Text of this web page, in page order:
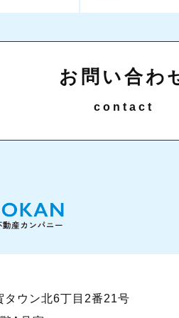
お問い合わ
contact
タウン北6丁目2番21号